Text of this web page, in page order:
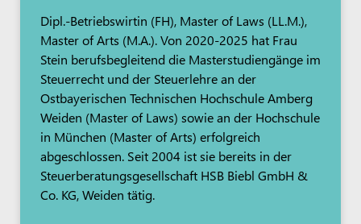
Dipl.-Betriebswirtin (FH), Master of Laws (LL.M.),
Master of Arts (M.A.). Von 2020-2025 hat Frau
Stein berufsbegleitend die Masterstudiengänge im
Steuerrecht und der Steuerlehre an der
Ostbayerischen Technischen Hochschule Amberg
Weiden (Master of Laws) sowie an der Hochschule
in München (Master of Arts) erfolgreich
abgeschlossen. Seit 2004 ist sie bereits in der
Steuerberatungsgesellschaft HSB Biebl GmbH &
Co. KG, Weiden tätig.